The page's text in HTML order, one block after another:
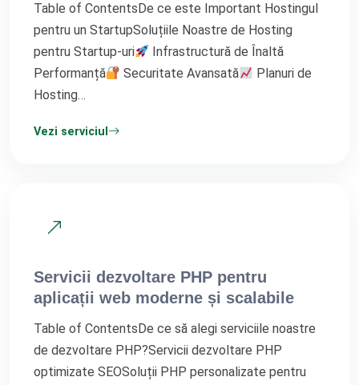
Table of ContentsDe ce este Important Hostingul
pentru un StartupSoluțiile Noastre de Hosting
pentru Startup-uri
Infrastructură de Înaltă
Performanță
Securitate Avansată
Planuri de
Hosting…
Vezi serviciul
Servicii dezvoltare PHP pentru
aplicații web moderne și scalabile
Table of ContentsDe ce să alegi serviciile noastre
de dezvoltare PHP?Servicii dezvoltare PHP
optimizate SEOSoluții PHP personalizate pentru